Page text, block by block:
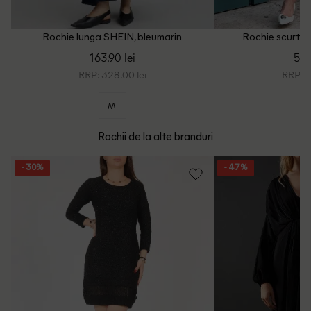
Rochie lunga SHEIN, bleumarin
163.90 lei
RRP: 328.00 lei
M
Rochie scurta
RRP:
Rochii de la alte branduri
- 30% - 47%